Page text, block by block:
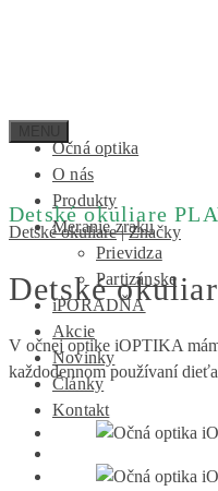
Očná optika
O nás
Produkty
Meranie zraku
Prievidza
Partizánske
iPORADŇA
Akcie
Novinky
Články
Kontakt
Detské okuliare
Detské okuliare|Značky
Detské
V očnej optike iOPTIKA
každodennom používaní